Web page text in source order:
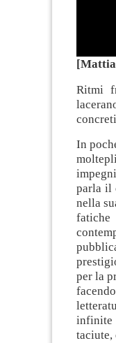
Ritmi
In
parla il
nella
fatiche
per la
infinite
taciute,